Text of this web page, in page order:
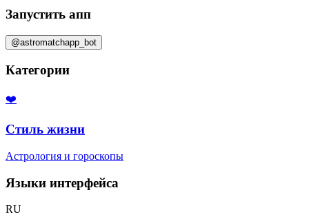
Запустить апп
@astromatchapp_bot
Категории
❤️
Стиль жизни
Астрология и гороскопы
Языки интерфейса
RU